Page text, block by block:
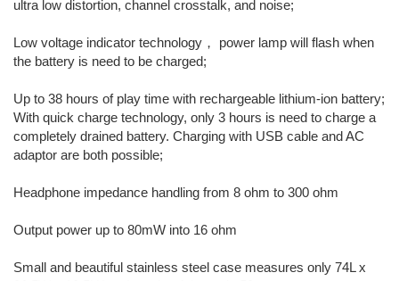
ultra low distortion, channel crosstalk, and noise;
Low voltage indicator technology， power lamp will flash when
the battery is need to be charged;
Up to 38 hours of play time with rechargeable lithium-ion battery;
With quick charge technology, only 3 hours is need to charge a
completely drained battery. Charging with USB cable and AC
adaptor are both possible;
Headphone impedance handling from 8 ohm to 300 ohm
Output power up to 80mW into 16 ohm
Small and beautiful stainless steel case measures only 74L x